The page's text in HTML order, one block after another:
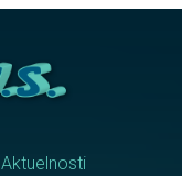
Aktuelnosti